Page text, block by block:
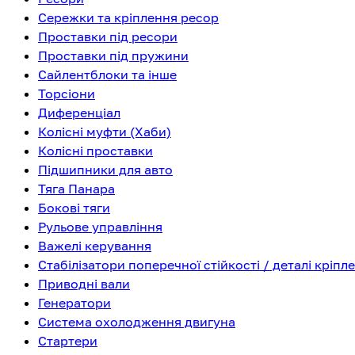
Сережки та кріплення ресор
Проставки під ресори
Проставки під пружини
Сайлентблоки та інше
Торсіони
Диференціал
Колісні муфти (Хаби)
Колісні проставки
Підшипники для авто
Тяга Панара
Бокові тяги
Рульове управління
Важелі керування
Стабілізатори поперечної стійкості / деталі
Приводні вали
Генератори
Система охолодження двигуна
Стартери